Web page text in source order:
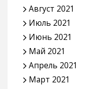
Август 2021
Июль 2021
Июнь 2021
Май 2021
Апрель 2021
Март 2021